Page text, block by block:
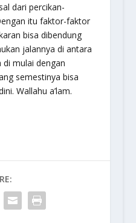
dari percikan-
itu faktor-faktor
bisa dibendung
jalannya di antara
di mulai dengan
semestinya bisa
Wallahu a’lam.